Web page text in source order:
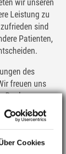
Cookies
wir unseren
Leistung zu
sind
Patienten,
des
freuen uns
Dank.